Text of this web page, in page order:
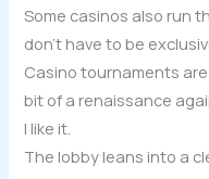
Some casinos also run
don’t have to be
Casino tournaments
bit of a renaissance
I like it.
The lobby leans into a